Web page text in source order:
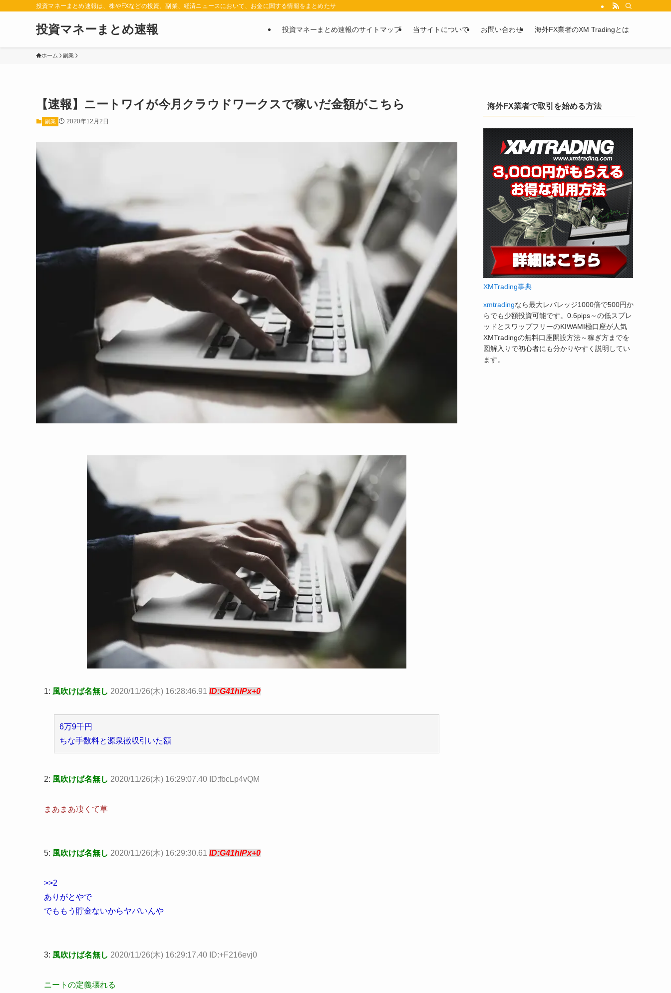
投資マネーまとめ速報は、株やFXなどの投資、副業、経済ニュースにおいて、お金に関する情報をまとめたサイトです。お金に関する情報の口コミや評判を2chや5chからピックアップしています。
投資マネーまとめ速報 投資マネーまとめ速報のサイトマップ 当サイトについて お問い合わせ 海外FX業者のXM Tradingとは
ホーム 副業
【速報】ニートワイが今月クラウドワークスで稼いだ金額がこちら
副業 2020年12月2日
1: 風吹けば名無し 2020/11/26(木) 16:28:46.91 ID:G41hIPx+0
6万9千円
ちな手数料と源泉徴収引いた額
2: 風吹けば名無し 2020/11/26(木) 16:29:07.40 ID:fbcLp4vQM
まあまあ凄くて草
5: 風吹けば名無し 2020/11/26(木) 16:29:30.61 ID:G41hIPx+0
>>2
ありがとやで
でももう貯金ないからヤバいんや
3: 風吹けば名無し 2020/11/26(木) 16:29:17.40 ID:+F216evj0
ニートの定義壊れる
海外FX業者で取引を始める方法
XMTrading事典
xmtradingなら最大レバレッジ1000倍で500円か
らでも少額投資可能です。0.6pips～の低スプレ
ッドとスワップフリーのKIWAMI極口座が人気
XMTradingの無料口座開設方法～稼ぎ方までを
図解入りで初心者にも分かりやすく説明してい
ます。